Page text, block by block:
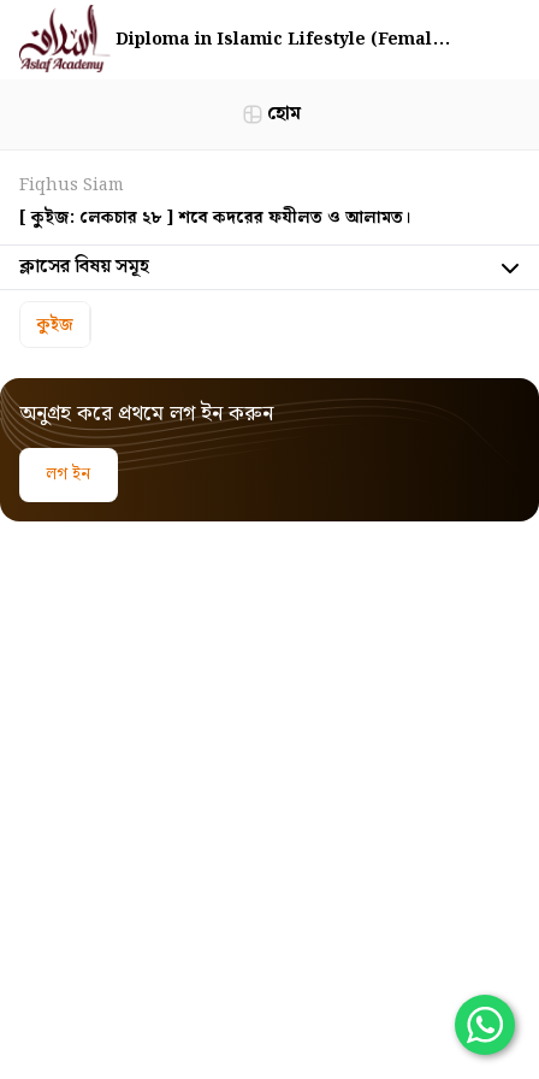
Diploma in Islamic Lifestyle (Femal...
হোম
Fiqhus Siam
[ কুইজ: লেকচার ২৮ ] শবে কদরের ফযীলত ও আলামত।
ক্লাসের বিষয় সমূহ
কুইজ
অনুগ্রহ করে প্রথমে লগ ইন করুন
লগ ইন